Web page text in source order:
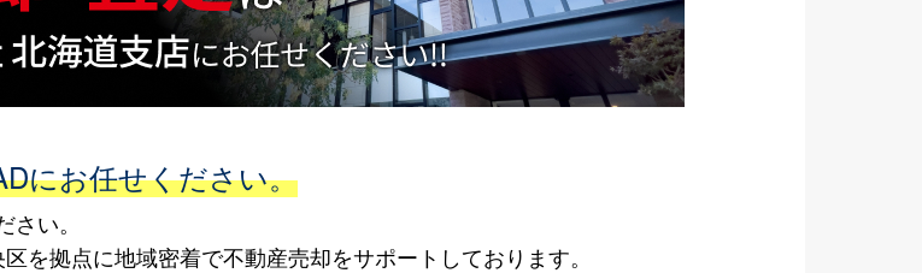
にお任せください。
い。
を拠点に地域密着で不動産売却をサポートしております。